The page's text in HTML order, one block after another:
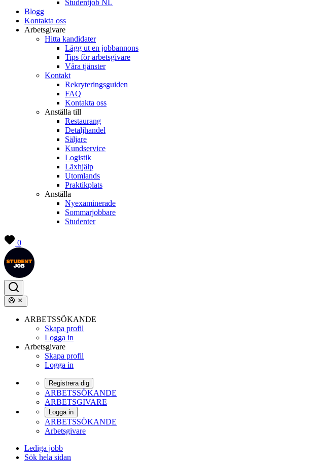
Studentjob NL
Blogg
Kontakta oss
Arbetsgivare
Hitta kandidater
Lägg ut en jobbannons
Tips för arbetsgivare
Våra tjänster
Kontakt
Rekryteringsguiden
FAQ
Kontakta oss
Anställa till
Restaurang
Detaljhandel
Säljare
Kundservice
Logistik
Läxhjälp
Utomlands
Praktikplats
Anställa
Nyexaminerade
Sommarjobbare
Studenter
0
ARBETSSÖKANDE
Skapa profil
Logga in
Arbetsgivare
Skapa profil
Logga in
Registrera dig
ARBETSSÖKANDE
ARBETSGIVARE
Logga in
ARBETSSÖKANDE
Arbetsgivare
Lediga jobb
Sök hela sidan